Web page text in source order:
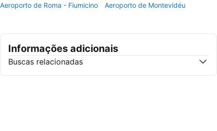
Aeroporto de Roma - Fiumicino Aeroporto de Montevidéu
Informações adicionais
Buscas relacionadas